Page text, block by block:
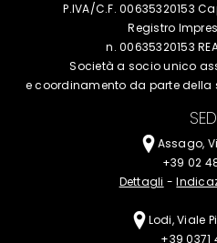
P.IVA/C.F. 00635320153
Registro
n. 00635320153
Società a socio unico
e coordinamento da parte della
Assago,
+39 02
Dettagli -
Lodi, Viale
+39 0371